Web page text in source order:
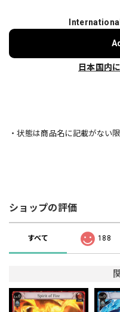
日本国内
・状態は商品名に記載がない
ショップの評価
すべて 188